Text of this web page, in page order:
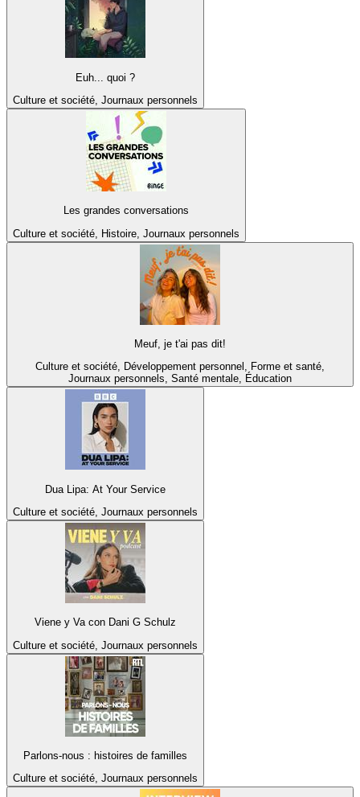
Euh... quoi ?
Culture et société, Journaux personnels
Les grandes conversations
Culture et société, Histoire, Journaux personnels
Meuf, je t'ai pas dit!
Culture et société, Développement personnel, Forme et santé,
Journaux personnels, Santé mentale, Éducation
Dua Lipa: At Your Service
Culture et société, Journaux personnels
Viene y Va con Dani G Schulz
Culture et société, Journaux personnels
Parlons-nous : histoires de familles
Culture et société, Journaux personnels